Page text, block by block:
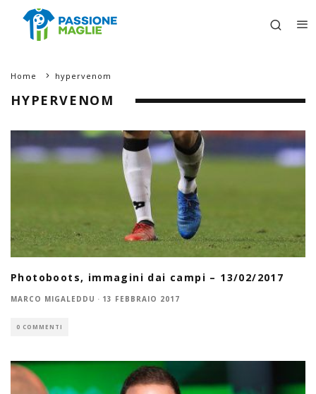
Home hypervenom
HYPERVENOM
Photoboots, immagini dai campi – 13/02/2017
MARCO MIGALEDDU · 13 FEBBRAIO 2017
0 COMMENTI